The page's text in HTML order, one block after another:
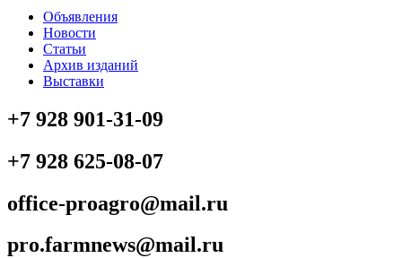
Объявления
Новости
Статьи
Архив изданий
Выставки
+7 928 901-31-09
+7 928 625-08-07
office-proagro@mail.ru
pro.farmnews@mail.ru